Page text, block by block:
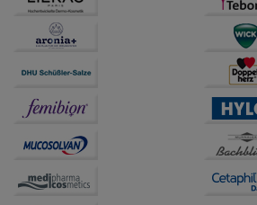
Drittseiten möglichst relevant für Sie
Bitte beachten Sie, dass Daten
Dritte wie z.B. Google oder soziale